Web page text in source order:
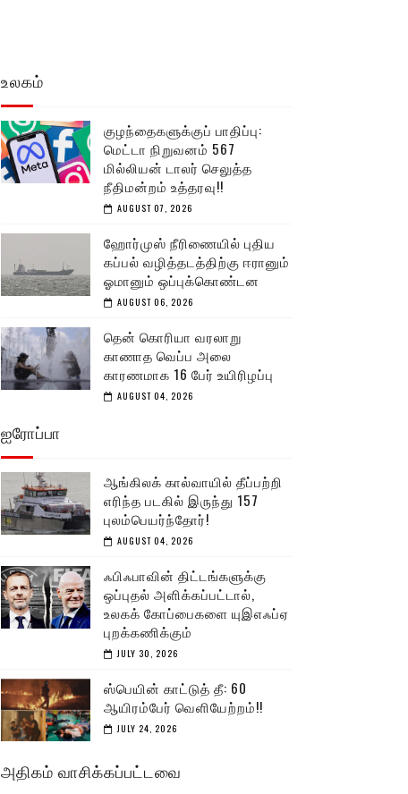
உலகம்
குழந்தைகளுக்குப் பாதிப்பு:
மெட்டா நிறுவனம் 567
மில்லியன் டாலர் செலுத்த
நீதிமன்றம் உத்தரவு!!
AUGUST 07, 2026
ஹோர்முஸ் நீரிணையில் புதிய
கப்பல் வழித்தடத்திற்கு ஈரானும்
ஓமானும் ஒப்புக்கொண்டன
AUGUST 06, 2026
தென் கொரியா வரலாறு
காணாத வெப்ப அலை
காரணமாக 16 பேர் உயிரிழப்பு
AUGUST 04, 2026
ஐரோப்பா
ஆங்கிலக் கால்வாயில் தீப்பற்றி
எரிந்த படகில் இருந்து 157
புலம்பெயர்ந்தோர்!
AUGUST 04, 2026
ஃபிஃபாவின் திட்டங்களுக்கு
ஒப்புதல் அளிக்கப்பட்டால்,
உலகக் கோப்பைகளை யுஇஎஃப்ஏ
புறக்கணிக்கும்
JULY 30, 2026
ஸ்பெயின் காட்டுத் தீ: 60
ஆயிரம்பேர் வெளியேற்றம்!!
JULY 24, 2026
அதிகம் வாசிக்கப்பட்டவை